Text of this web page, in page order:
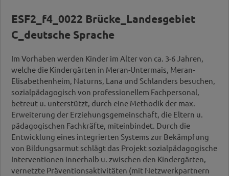
ESF2_f4_0022 Brücke_Landesgebiet
C_deutsche Sprache
Im Vorhaben werden Kinder im Alter von ca. 3-6 Jahren,
welche die Kindergärten in Meran-Untermais, Meran-
Elisabethenheim, Naturns, Lana und Schlanders besuchen,
sozialpädagogisch von professionellem Fachpersonal,
betreut u. unterstützt, durch eine Methodik der max.
Erweiterung der Erziehungsgemeinschaft, die Eltern u.
pädagogischen Fachkräfte, miteinbindet. Durch die
Entwicklung eines integrierten Systems zur Bekämpfung
von Bildungsarmut schlägt das Projekt sozialpädagogische
Interventionen innerhalb u. zwischen den Kindergärten,
vernetzte Präventionsaktivitäten (mit Netzwerkpartnern